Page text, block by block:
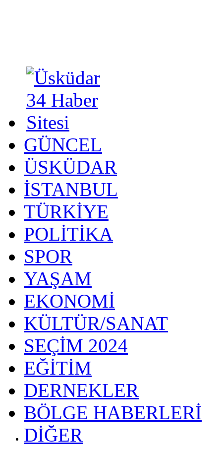
GÜNCEL
ÜSKÜDAR
İSTANBUL
TÜRKİYE
POLİTİKA
SPOR
YAŞAM
EKONOMİ
KÜLTÜR/SANAT
SEÇİM 2024
EĞİTİM
DERNEKLER
BÖLGE HABERLERİ
DİĞER